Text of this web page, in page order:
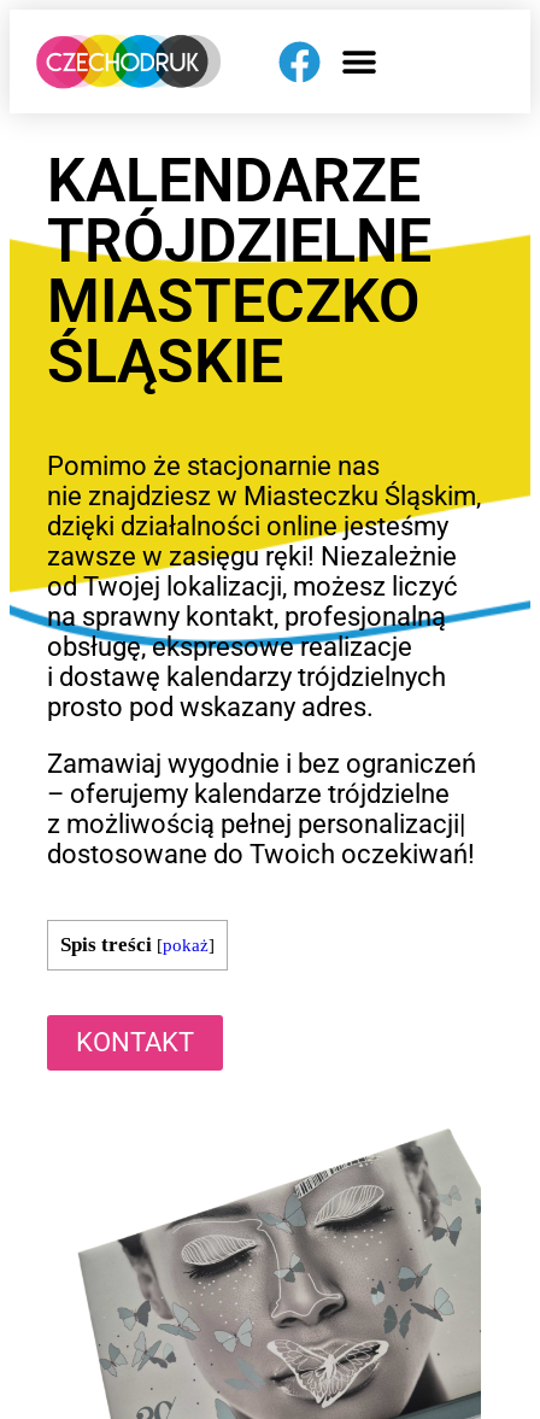
KALENDARZE
TRÓJDZIELNE
MIASTECZKO
ŚLĄSKIE
Pomimo że stacjonarnie nas
nie znajdziesz w Miasteczku Śląskim,
dzięki działalności online jesteśmy
zawsze w zasięgu ręki! Niezależnie
od Twojej lokalizacji, możesz liczyć
na sprawny kontakt, profesjonalną
obsługę, ekspresowe realizacje
i dostawę kalendarzy trójdzielnych
prosto pod wskazany adres.
Zamawiaj wygodnie i bez ograniczeń
– oferujemy kalendarze trójdzielne
z możliwością pełnej personalizacji|
dostosowane do Twoich oczekiwań!
Spis treści [pokaż]
KONTAKT